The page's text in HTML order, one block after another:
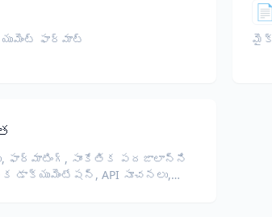
ఫార్మాట్
📄
ఫార్మాటింగ్, సాంకేతిక పదజాలాన్ని
డాక్యుమెంటేషన్, API సూచనలు,